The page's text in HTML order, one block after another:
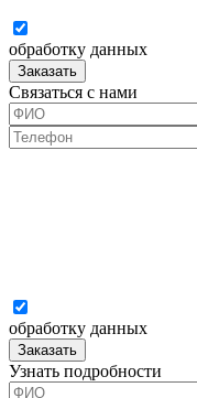
обработку данных
Заказать
Связаться с нами
обработку данных
Заказать
Узнать подробности